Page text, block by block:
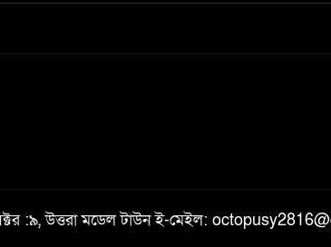
:৯, উত্তরা মডেল টাউন ই-মেইল: